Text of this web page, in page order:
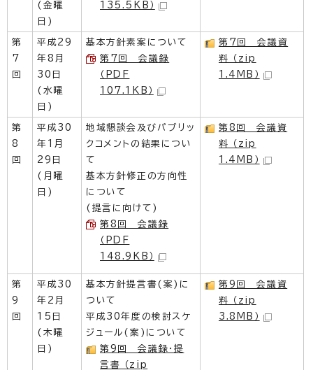
(金曜
日)
135.5KB）
第
7
回
平成29
年8月
30日
(水曜
日)
基本方針素案について
第7回 会議録
（PDF
107.1KB）
第7回 会議資
料 （zip
1.4MB）
第
8
回
平成30
年1月
29日
(月曜
日)
地域懇談会及びパブリッ
クコメントの結果につい
て
基本方針修正の方向性
について
(提言に向けて)
第8回 会議録
（PDF
148.9KB）
第8回 会議資
料 （zip
1.4MB）
第
9
回
平成30
年2月
15日
(木曜
日)
基本方針提言書(案)に
ついて
平成30年度の検討スケ
ジュール(案)について
第9回 会議録・提
言書 （zip
第9回 会議資
料 （zip
3.8MB）